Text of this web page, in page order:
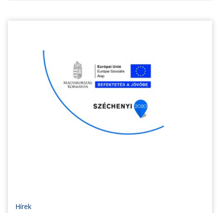
Hírek